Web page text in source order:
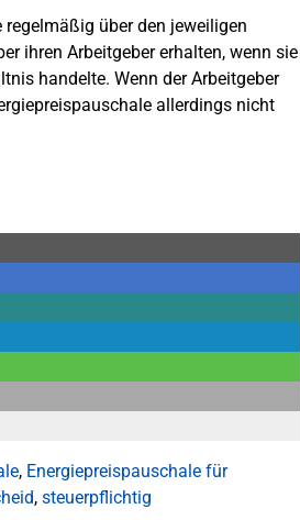
über den jeweiligen
ihren Arbeitgeber erhalten, wenn sie
handelte. Wenn der Arbeitgeber
allerdings nicht
, Energiepreispauschale für
, steuerpflichtig